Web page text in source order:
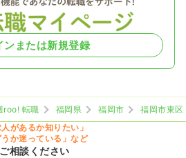
ンまたは新規登録
roo! 転職 福岡県 福岡市
福岡市東区
があるか知りたい」
うか迷っている」など
相談ください